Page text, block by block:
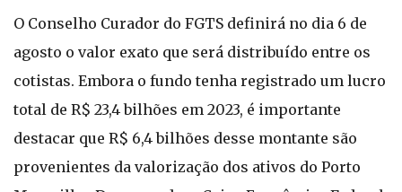
O Conselho Curador do FGTS definirá no dia 6 de
agosto o valor exato que será distribuído entre os
cotistas. Embora o fundo tenha registrado um lucro
total de R$ 23,4 bilhões em 2023, é importante
destacar que R$ 6,4 bilhões desse montante são
provenientes da valorização dos ativos do Porto